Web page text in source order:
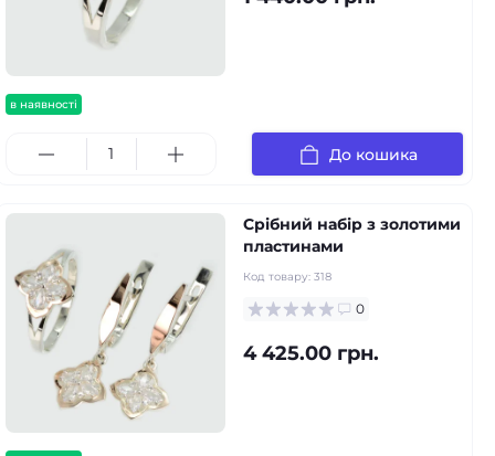
в наявності
До кошика
Срібний набір з золотими
пластинами
Код товару: 318
0
4 425.00 грн.